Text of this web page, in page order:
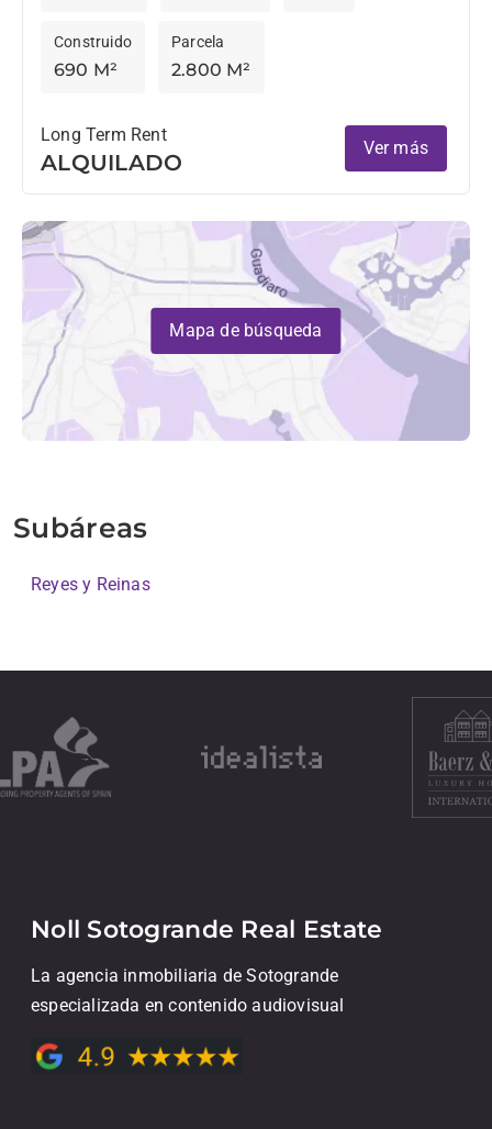
690 M²
Construido
2.800 M²
Parcela
Long Term Rent
ALQUILADO
Ver más
Mapa de búsqueda
Subáreas
Reyes y Reinas
Noll Sotogrande Real Estate
La agencia inmobiliaria de Sotogrande
especializada en contenido audiovisual